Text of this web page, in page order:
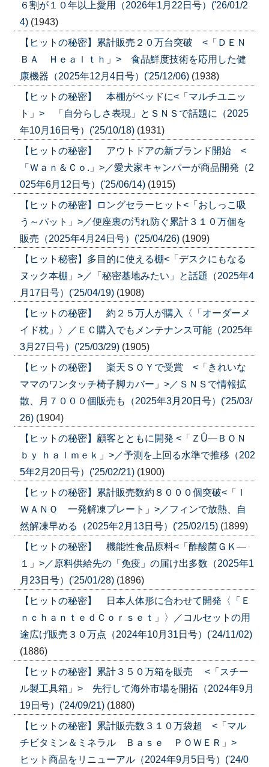
６割が１０年以上愛用（2026年1月22日号）('26/01/2
4) (1943)
【ヒットの秘密】累計販売２０万台突破 <「ＤＥＮ
ＢＡ Ｈｅａｌｔｈ」> 食品鮮度技術を応用した健
康機器（2025年12月4日号）('25/12/06) (1938)
【ヒットの秘密】 本棚がベッドに<「マルチユニッ
ト」> 「自分らしさ表現」とＳＮＳで話題に（2025
年10月16日号）('25/10/18) (1931)
【ヒットの秘密】 アウトドアの新ブランド開始 <
「Ｗａｎ＆Ｃｏ.」>／愛犬家キャンパーが商品開発（2
025年6月12日号）('25/06/14) (1915)
【ヒットの秘密】ロングセラーヒット<「おしっこ吸
う～パット」>／便座裏の汚れ防ぐ累計３１０万個を
販売（2025年4月24日号）('25/04/26) (1909)
【ヒット秘密】多目的に使える棚<「デスクにもなる
ヌック本棚」>／「秘密基地みたい」と話題（2025年4
月17日号）('25/04/19) (1908)
【ヒットの秘密】 約２５万人が購入〈「オーダーメ
イド枕」〉／ＥＣ購入でもメンテナンス可能（2025年
3月27日号）('25/03/29) (1905)
【ヒットの秘密】 楽天ＳＯＹで受賞 <「きれいな
ママのワンタッチ椅子脚カバー」>／ＳＮＳで情報拡
散、月７０００個販売も（2025年3月20日号）('25/03/
26) (1904)
【ヒットの秘密】顧客とともに開発 <「ＺÛ―ＢＯＮ
ｂｙ ｈａｌｍｅｋ」>／予測を上回る水準で推移（202
5年2月20日号）('25/02/21) (1900)
【ヒットの秘密】累計販売数約８０００個突破<「Ｉ
ＷＡＮＯ 一発解凍プレート」>／フィンで放熱、自
然解凍早める（2025年2月13日号）('25/02/15) (1899)
【ヒットの秘密】 機能性食品原料<「酢酸菌ＧＫ―
１」>／原料供給先の「免疫」の届け出多数（2025年1
月23日号）('25/01/28) (1896)
【ヒットの秘密】 日本人体形に合わせて開発〈「Ｅ
ｎｃｈａｎｔｅｄＣｏｒｓｅｔ」〉／コルセットの用
途広げ販売３０万点（2024年10月31日号）('24/11/02)
(1886)
【ヒットの秘密】累計３５０万箱を販売 <「スチー
ル製工具箱」> 先行して海外市場を開拓（2024年9月
19日号）('24/09/21) (1880)
【ヒットの秘密】累計販売数３１０万袋超 <「マル
チビタミン＆ミネラル Ｂａｓｅ ＰＯＷＥＲ」>
ヒット商品をリニューアル（2024年9月5日号）('24/0